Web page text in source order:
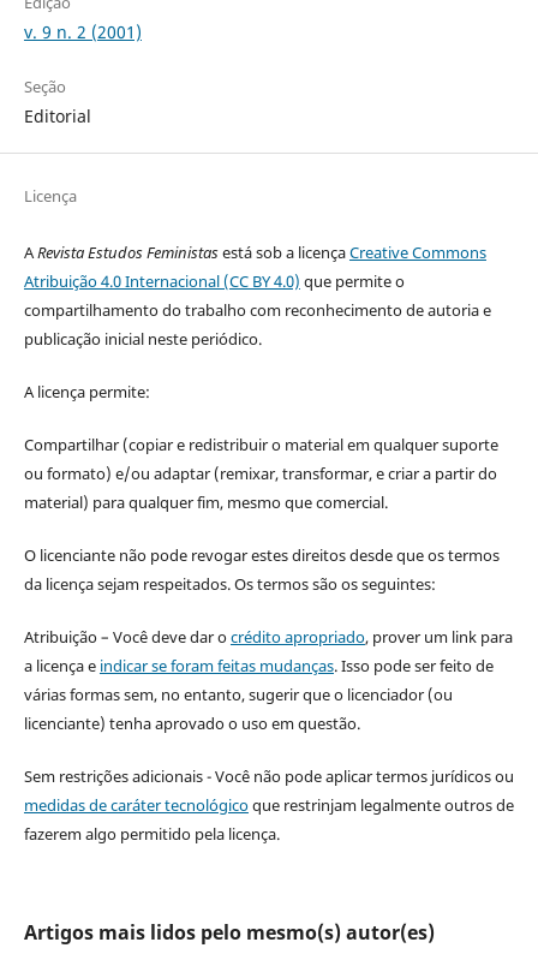
v. 9 n. 2 (2001)
Seção
Editorial
Licença
ARevista Estudos Feministasestá sob a licençaCreative Commons
Atribuição 4.0 Internacional (CC BY 4.0) que permite o
compartilhamento do trabalho com reconhecimento de autoria e
publicação inicial neste periódico.
A licença permite:
Compartilhar (copiar e redistribuir o material em qualquer suporte
ou formato) e/ou adaptar (remixar, transformar, e criar a partir do
material) para qualquer fim, mesmo que comercial.
O licenciante não pode revogar estes direitos desde que os termos
da licença sejam respeitados. Os termos são os seguintes:
Atribuição – Você deve dar ocrédito apropriado, prover um link para
a licença e indicar se foram feitas mudanças. Isso pode ser feito de
várias formas sem, no entanto, sugerir que o licenciador (ou
licenciante) tenha aprovado o uso em questão.
Sem restrições adicionais - Você não pode aplicar termos jurídicos ou
medidas de caráter tecnológicoque restrinjam legalmente outros de
fazerem algo permitido pela licença.
Artigos mais lidos pelo mesmo(s) autor(es)